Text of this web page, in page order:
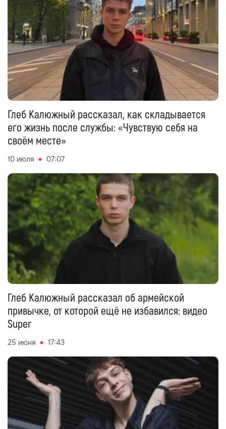
Глеб Калюжный рассказал, как складывается
его жизнь после службы: «Чувствую себя на
своём месте»
10 июля 07:07
Глеб Калюжный рассказал об армейской
привычке, от которой ещё не избавился: видео
Super
25 июня 17:43